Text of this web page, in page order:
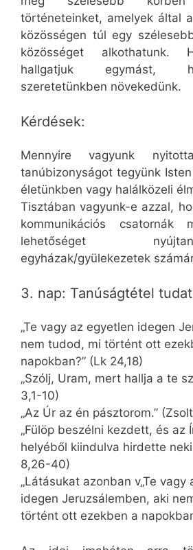
történeteinket, amelyek által
közösségen túl egy
közösséget alkothatunk.
hallgatjuk egymást,
szeretetünkben növekedünk.
Kérdések:
Mennyire vagyunk
tanúbizonyságot tegyünk
életünkben vagy halálközeli
Tisztában vagyunk-e azzal,
kommunikációs csatornák
lehetőséget
egyházak/gyülekezetek
3. nap: Tanúságtétel
„Te vagy az egyetlen idegen
nem tudod, mi történt ott
napokban?” (Lk 24,18)
„Szólj, Uram, mert hallja a te
3,1-10)
„Az Úr az én pásztorom.”
„Fülöp beszélni kezdett, és az
helyéből kiindulva hirdette
8,26-40)
„Látásukat azonban v„Te vagy
idegen Jeruzsálemben, aki
történt ott ezekben a